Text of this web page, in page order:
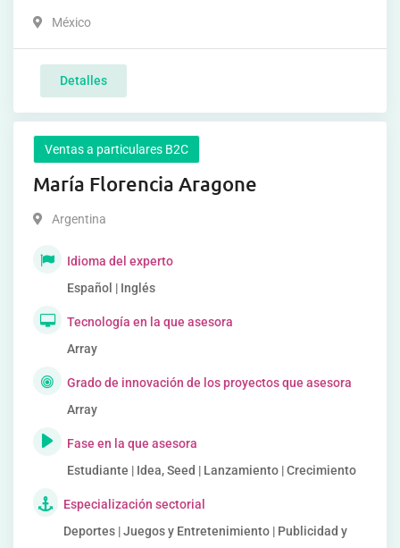
México
Detalles
Ventas a particulares B2C
María Florencia Aragone
Argentina
Idioma del experto
Español | Inglés
Tecnología en la que asesora
Array
Grado de innovación de los proyectos que asesora
Array
Fase en la que asesora
Estudiante | Idea, Seed | Lanzamiento | Crecimiento
Especialización sectorial
Deportes | Juegos y Entretenimiento | Publicidad y